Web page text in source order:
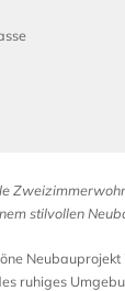
stilvollen
ruhiges